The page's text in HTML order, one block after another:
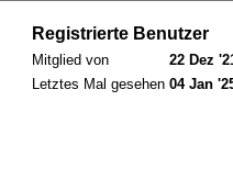
Registrierte Benutzer
Mitglied von
22 Dez
Letztes Mal gesehen 04 Jan